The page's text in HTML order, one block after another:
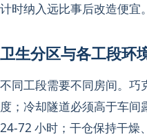
计时纳入远比事后改造便宜。
卫生分区与各工段环
不同工段需要不同房间。巧
度；冷却隧道必须高于车
24-72 小时；干仓保持干燥